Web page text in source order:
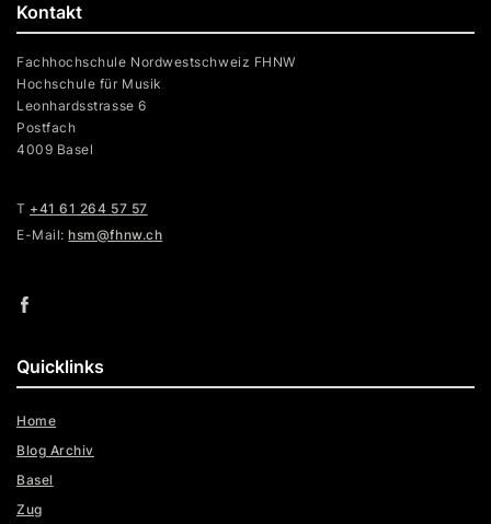
Kontakt
Fachhochschule Nordwestschweiz FHNW
Hochschule für Musik
Leonhardsstrasse 6
Postfach
4009 Basel
T +41 61 264 57 57
E-Mail:hsm@fhnw.ch
Quicklinks
Home
Blog Archiv
Basel
Zug